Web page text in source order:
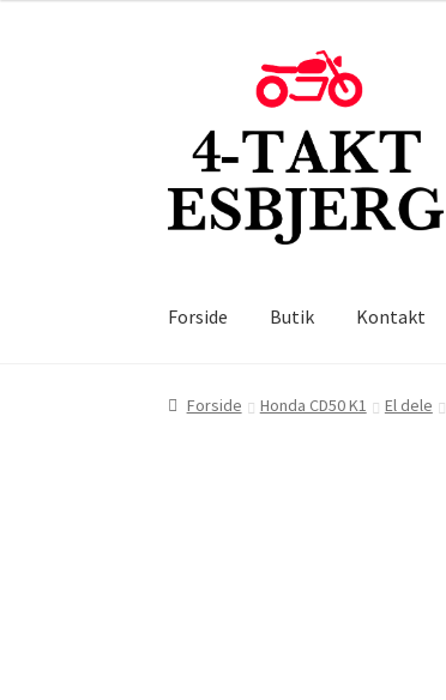
Forside Butik Kontakt
Forside Honda CD50 K1 El dele